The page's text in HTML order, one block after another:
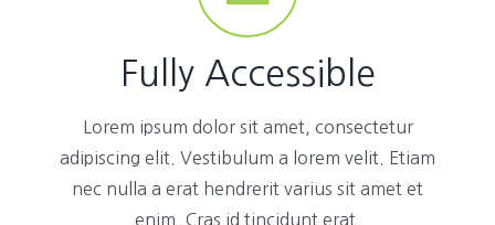
Fully Accessible
Lorem ipsum dolor sit amet, consectetur
adipiscing elit. Vestibulum a lorem velit. Etiam
nec nulla a erat hendrerit varius sit amet et
enim. Cras id tincidunt erat.